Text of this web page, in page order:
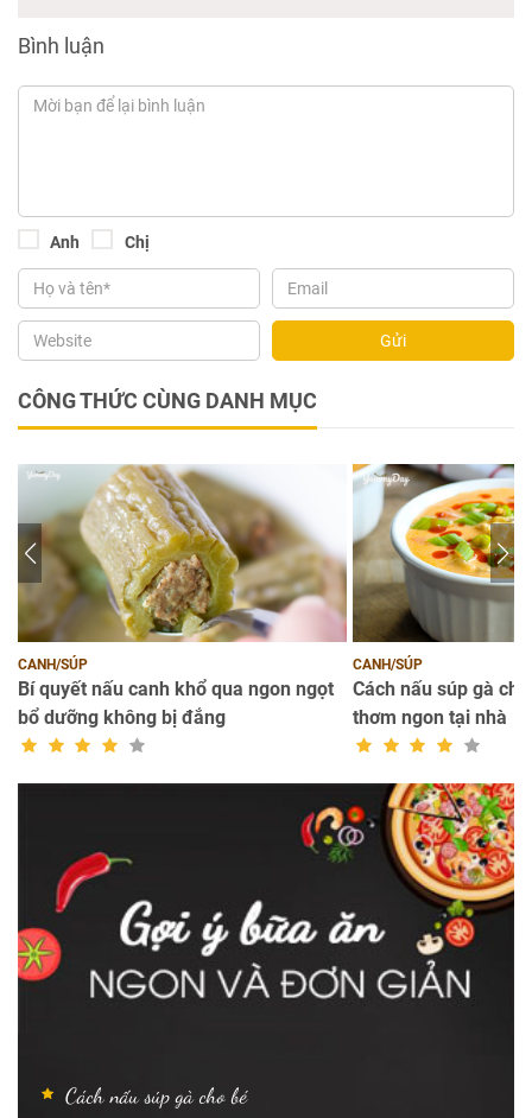
Bình luận
Anh Chị
Gửi
CÔNG THỨC CÙNG DANH MỤC
CANH/SÚP
Bí quyết nấu canh khổ qua ngon ngọt
bổ dưỡng không bị đắng
CANH/SÚP
Cách nấu súp gà
thơm ngon tại nhà
Cách nấu súp gà cho bé